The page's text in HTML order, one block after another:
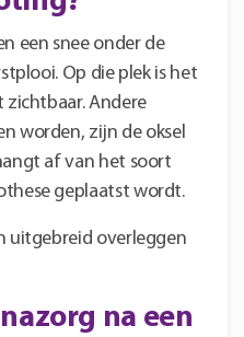
een snee onder de
Op die plek is het
Andere
worden, zijn de oksel
af van het soort
geplaatst wordt.
uitgebreid overleggen
na een